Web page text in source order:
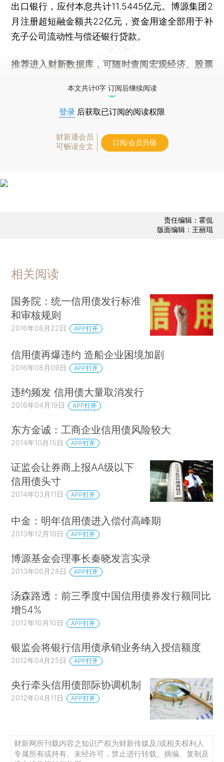
出口银行，应付本息共计11.5445亿元。博源集团2
月注册超短融金额共22亿元，资金用途全部用于补
充子公司流动性与偿还银行贷款。
推荐进入 财新数据库 ，可随时查阅宏观经济、股票
本文共计0字 订阅后继续阅读
登录 后获取已订阅的阅读权限
财新通会员
可畅读全文
订阅/会员升级
责任编辑：霍侃
版面编辑：王丽琨
相关阅读
国务院：统一信用债发行标准
和审核规则
2016年08月22日 APP打开
信用债再爆违约 造船企业困境加剧
2016年08月09日 APP打开
违约频发 信用债大量取消发行
2016年04月19日 APP打开
东方金诚：工商企业信用债风险较大
2014年10月15日 APP打开
证监会让券商上报AA级以下
信用债头寸
2014年03月11日 APP打开
中金：明年信用债进入偿付高峰期
2013年12月10日 APP打开
博源基金会理事长秦晓发言实录
2013年06月28日 APP打开
汤森路透：前三季度中国信用债券发行额同比
增54%
2012年10月10日 APP打开
银监会将银行信用债承销业务纳入授信额度
2012年04月25日 APP打开
央行牵头信用债部际协调机制
2012年04月11日 APP打开
财新网所刊载内容之知识产权为财新传媒及/或相关权利人
专属所有或持有。未经许可，禁止进行转载、摘编、复制及